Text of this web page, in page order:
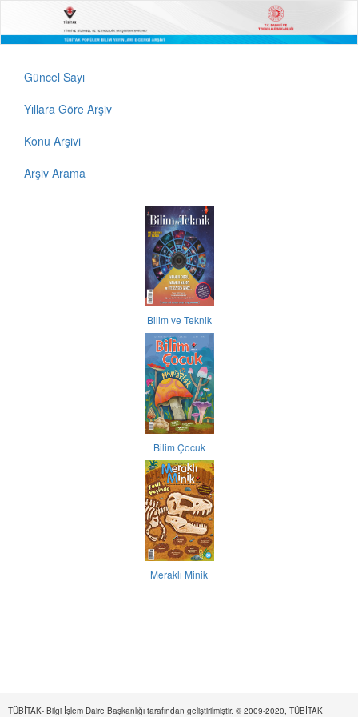
Güncel Sayı
Yıllara Göre Arşiv
Konu Arşivi
Arşiv Arama
Bilim ve Teknik
Bilim Çocuk
Meraklı Minik
TÜBİTAK- Bilgi İşlem Daire Başkanlığı tarafından geliştirilmiştir. © 2009-2020, TÜBİTAK